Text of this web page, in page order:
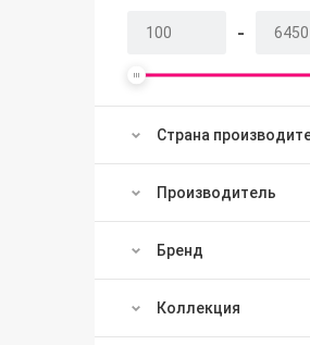
-
Страна
Производитель
Бренд
Коллекция